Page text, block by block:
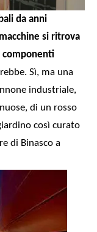
da anni
macchine si ritrova
componenti
Sì, ma una
industriale,
di un rosso
così curato
di Binasco a